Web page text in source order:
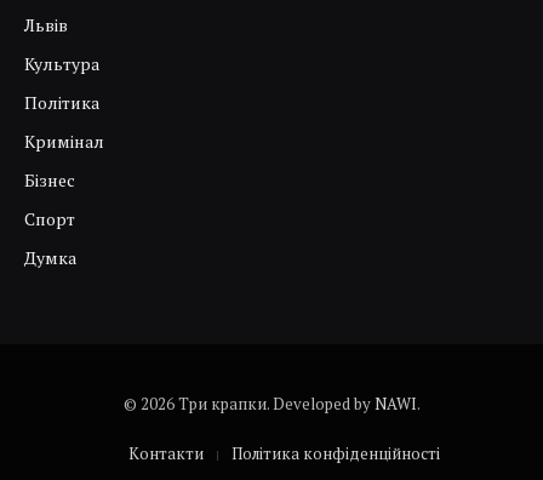
Львів
Культура
Політика
Кримінал
Бізнес
Спорт
Думка
© 2026 Три крапки. Developed byNAWI.
Контакти Політика конфіденційності